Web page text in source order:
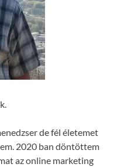
de fél életemet
2020 ban döntöttem
az online marketing